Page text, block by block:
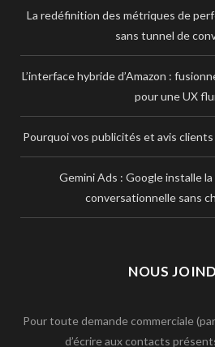
La redéfinition des métriques de
sans tunnel de
L’interface hybride d’Amazon :
pour une UX
Pourquoi vos publicités et avis
Gemini Ads : Google installe
conversationnelle sans
NOUS
Pour toute demande commerciale
d’écrire aux contacts